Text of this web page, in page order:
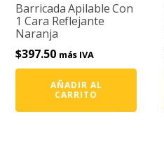
Barricada Apilable Con
1 Cara Reflejante
Naranja
$397.50 más IVA
AÑADIR AL
CARRITO